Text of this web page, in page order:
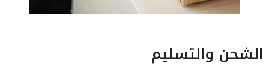
الشحن والتسليم